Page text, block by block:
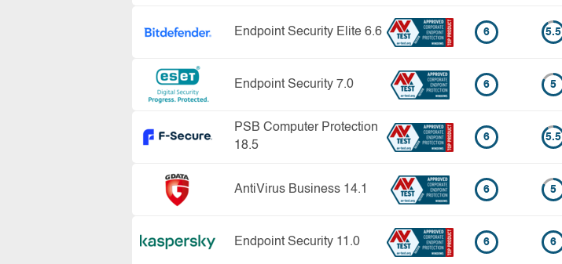
Endpoint Security Elite 6.6 6 5.5
Endpoint Security 7.0 6 5
PSB Computer Protection
18.5
6 5.5
AntiVirus Business 14.1 6 5
Endpoint Security 11.0 6 6